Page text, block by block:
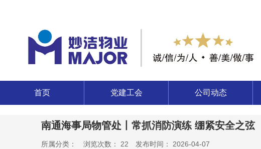
首页 党建工会 公司动态
南通海事局物管处丨常抓消防演练 绷紧安全之弦
所属分类： 浏览次数： 22 发布时间： 2026-04-07